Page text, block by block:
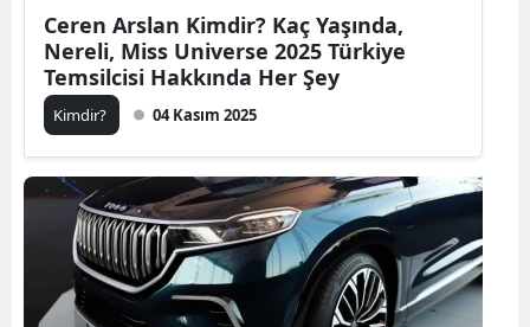
Ceren Arslan Kimdir? Kaç Yaşında,
Nereli, Miss Universe 2025 Türkiye
Temsilcisi Hakkında Her Şey
Kimdir? 04 Kasım 2025